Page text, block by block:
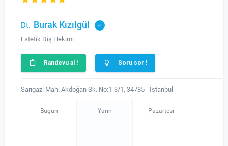
Dt. Burak Kızılgül
Estetik Diş Hekimi
Randevu al ! Soru sor !
Sarıgazi Mah. Akdoğan Sk. No:1-3/1, 34785 - İstanbul
Bugün Yarın Pazartesi